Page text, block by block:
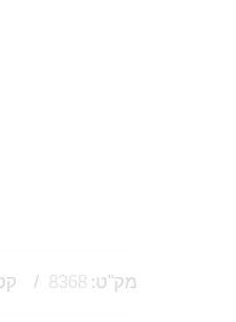
מק"ט: 8368